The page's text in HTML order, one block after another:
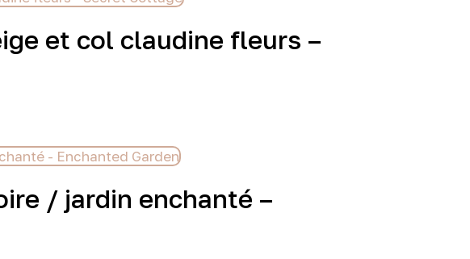
et col claudine fleurs –
/ jardin enchanté –